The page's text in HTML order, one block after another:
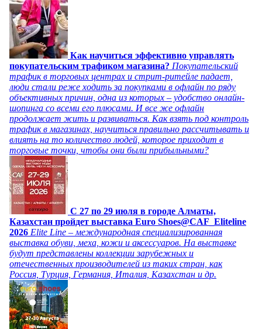
Как научиться эффективно управлять
покупательским трафиком магазина? Покупательский
трафик в торговых центрах и стрит-ритейле падает,
люди стали реже ходить за покупками в офлайн по ряду
объективных причин, одна из которых – удобство онлайн-
шопинга со всеми его плюсами. И все же офлайн
продолжает жить и развиваться. Как взять под контроль
трафик в магазинах, научиться правильно рассчитывать и
влиять на то количество людей, которое приходит в
торговые точки, чтобы они были прибыльными?
C 27 по 29 июля в городе Алматы,
Казахстан пройдет выставка Euro Shoes@CAF_Eliteline
2026 Elite Line – международная специализированная
выставка обуви, меха, кожи и аксессуаров. На выставке
будут представлены коллекции зарубежных и
отечественных производителей из таких стран, как
Россия, Турция, Германия, Италия, Казахстан и др.